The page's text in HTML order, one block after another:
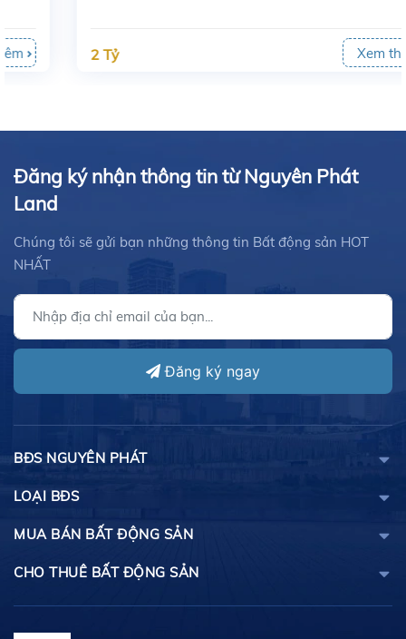
2 Tỷ Xem thêm
Đăng ký nhận thông tin từ Nguyên Phát
Land
Chúng tôi sẽ gửi bạn những thông tin Bất động sản HOT
NHẤT
Đăng ký ngay
BĐS NGUYÊN PHÁT
LOẠI BĐS
MUA BÁN BẤT ĐỘNG SẢN
CHO THUÊ BẤT ĐỘNG SẢN